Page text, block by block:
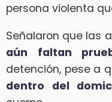
persona violenta
Señalaron que las
aún faltan
detención, pese a
dentro del